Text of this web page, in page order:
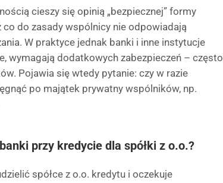
cieszy się opinią „bezpiecznej” formy
co do zasady wspólnicy nie odpowiadają
W praktyce jednak banki i inne instytucje
wymagają dodatkowych zabezpieczeń – często
Pojawia się wtedy pytanie: czy w razie
po majątek prywatny wspólników, np.
przy kredycie dla spółki z o.o.?
spółce z o.o. kredytu i oczekuje